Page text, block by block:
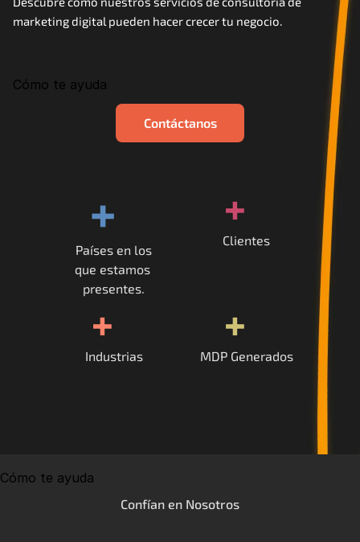
MHA Academy
marketing digital pueden hacer crecer tu negocio.
Cómo te ayuda
Contáctanos
+
Países en los
que estamos
presentes.
+
Clientes
+
Industrias
+
MDP Generados
Cómo te ayuda
Confían en Nosotros